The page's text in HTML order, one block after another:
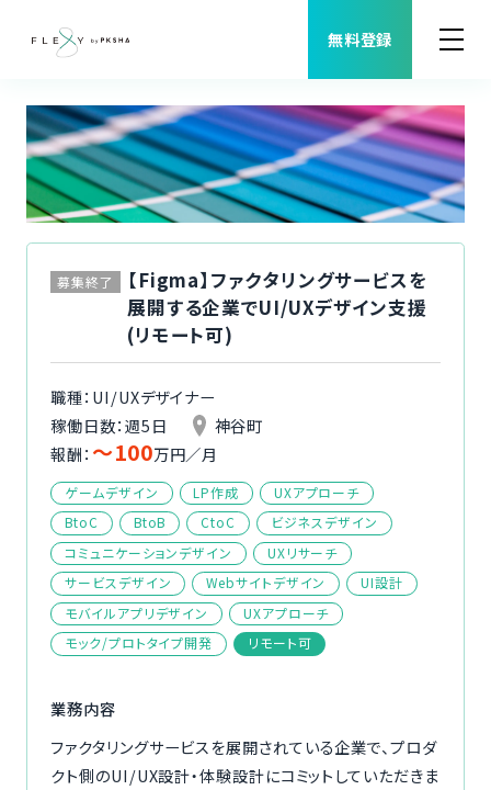
無料登録
案件検索
職種から案件を探す
よくある質問
福利厚生
ご利用者様の声
ご利用の流れ
コーディネーター紹介
イベント/マガジン
法人の方
募集終了
【Figma】ファクタリングサービスを
展開する企業でUI/UXデザイン支援
(リモート可)
職種：UI/UXデザイナー
稼働日数：週5日
神谷町
報酬： 〜100万円／月
ゲームデザイン LP作成
UXアプローチ
BtoC
BtoB CtoC
ビジネスデザイン
コミュニケーションデザイン
UXリサーチ
サービスデザイン
Webサイトデザイン
UI設計
モバイルアプリデザイン
UXアプローチ
モック/プロトタイプ開発
リモート可
業務内容
ファクタリングサービスを展開されている企業で、プロダ
クト側のUI/UX設計・体験設計にコミットしていただきま